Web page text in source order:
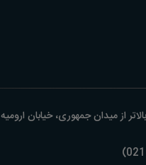
از میدان جمهوری، خیابان